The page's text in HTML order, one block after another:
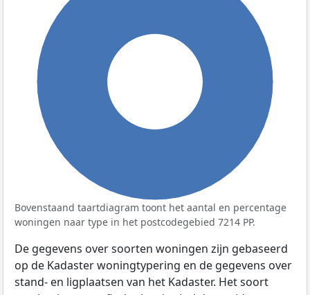
Bovenstaand taartdiagram toont het aantal en percentage
woningen naar type in het postcodegebied 7214 PP.
De gegevens over soorten woningen zijn gebaseerd
op de Kadaster woningtypering en de gegevens over
stand- en ligplaatsen van het Kadaster. Het soort